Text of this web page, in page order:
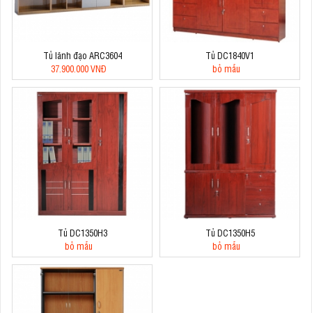
Tủ lãnh đạo ARC3604
37.900.000 VNĐ
Tủ DC1840V1
bỏ mẫu
Tủ DC1350H3
bỏ mẫu
Tủ DC1350H5
bỏ mẫu